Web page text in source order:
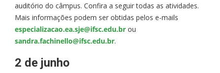
auditório do câmpus. Confira a seguir todas as atividades.
Mais informações podem ser obtidas pelos e-mails
especializacao.ea.sje@ifsc.edu.br ou
sandra.fachinello@ifsc.edu.br.
2 de junho